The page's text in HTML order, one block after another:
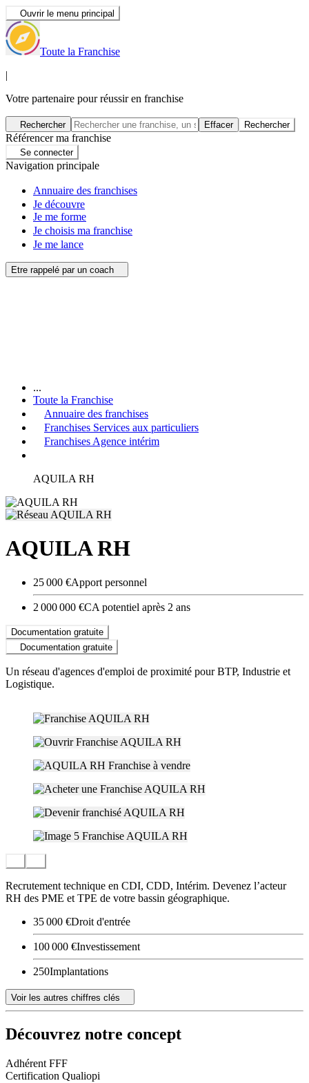
Ouvrir le menu principal
Toute la Franchise
|
Votre partenaire pour réussir en franchise
Rechercher Effacer Rechercher
Référencer ma franchise
Se connecter
Navigation principale
Annuaire des franchises
Je découvre
Je me forme
Je choisis ma franchise
Je me lance
Etre rappelé par un coach
...
Toute la Franchise
Annuaire des franchises
Franchises Services aux particuliers
Franchises Agence intérim
AQUILA RH
AQUILA RH
25 000 €Apport personnel
2 000 000 €CA potentiel après 2 ans
Documentation gratuite
Documentation gratuite
Un réseau d'agences d'emploi de proximité pour BTP, Industrie et
Logistique.
Recrutement technique en CDI, CDD, Intérim. Devenez l’acteur
RH des PME et TPE de votre bassin géographique.
35 000 €Droit d'entrée
100 000 €Investissement
250Implantations
Voir les autres chiffres clés
Découvrez notre concept
Adhérent FFF
Certification Qualiopi